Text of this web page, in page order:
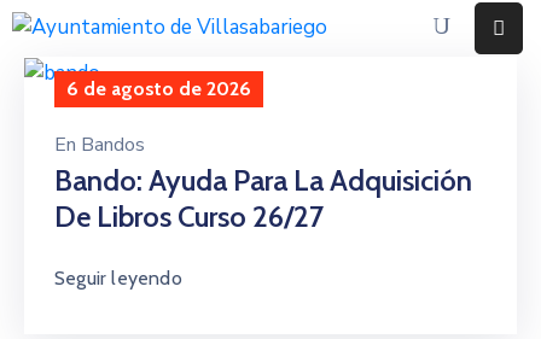
Inicio
Eventos
Noticias
6 de agosto de 2026
En Bandos
Bando: Ayuda Para La Adquisición
De Libros Curso 26/27
Seguir leyendo